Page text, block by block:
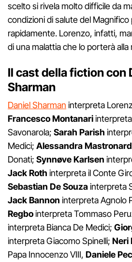
scelto si rivela molto difficile da
condizioni di salute del
rapidamente. Lorenzo, infatti,
di una malattia che lo porterà
Il cast della fiction con
Sharman
Daniel Sharman interpreta
Francesco Montanari
Savonarola; Sarah Parish
Medici; Alessandra
Donati; Synnøve Karlsen
Jack Roth interpreta il Conte
Sebastian De Souzainterpreta
Jack Bannon interpreta Agnolo
Regbointerpreta Tommaso
interpreta Bianca De Medici;
interpreta Giacomo Spinelli; Neri
Papa Innocenzo VIII, Daniele